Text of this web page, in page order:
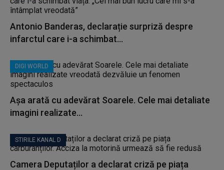
Antonio Banderas, declarație surpriză despre
infarctul care i-a schimbat...
DIGI WORLD
Așa arată cu adevărat Soarele. Cele mai detaliate
imagini realizate...
STIRILE KANAL D
Camera Deputaților a declarat criză pe piața